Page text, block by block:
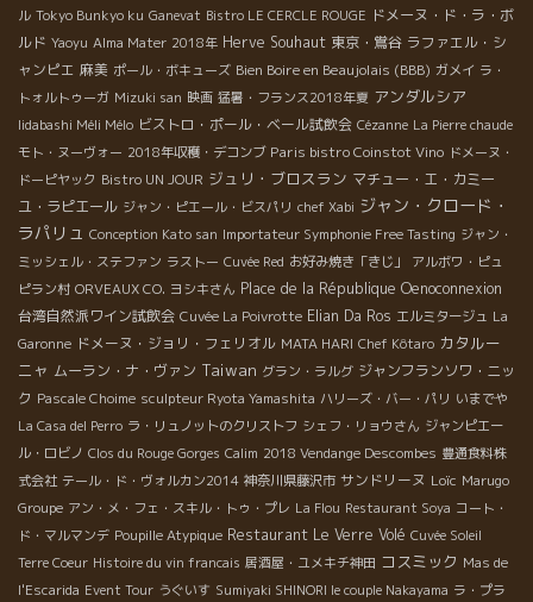
やミネラル感が感じられ、これもスイスイ飲めてしまって美味い
です！ でも今回『ウワ～、美味しすぎる！！』と思った一本が、
Venskab＊ヴァンスカブ2014です。 ラングロールのエリック・
ピファーリングと共同で作った一本。 エリックのタベルとリラッ
ク、ニコラのテール・ブランシュとグリヨン・ロゼをブレンドし
て出来上がったもの。 «Venskab≫とはデンマーク語で、友情と
いうい意味。 グルナディーンを飲んでいるみたいで、本当にアル
コールなの？！と一瞬疑ってしまうほど飲みやすい！！イチゴや
グリオットを齧っているようなジューシーさ！フルーティーでフ
レッシュで、次回のアペタイザーには絶対欠かせないです！ ニコ
ラのパリのエージェント、シルヴィ―・シャムロワさん、 ニコ
ラ、 エノ・コネクションの会計士のキャムヨング、キショ、フラ
ンソワ ここでも2時間たっぷりとお話をした後、私は前に働いて
いたワイン・バー、Le Garde Robe＊ル・ガード・ローブに行
き、店長のEdith＊エディットと、アルデッシュのSylvain Bock＊
シルヴァン・ボックさんと2014年ヴィンテージの試飲！！ 2013
年から亜硫酸は使用していないシルヴァン。彼のワインを造る腕
は確実に上がっています！13年はとても上品なビンテージ、14年
はさらに上まり、より華やかでエレガント！7月にビン詰めされた
ワイン達をLET’S TRY !! Neck＊ネック2014 石灰質の畑で収
穫されたグルナッシュと、玄武岩質のテローワルから収穫された
グルナッシュをブレンド。 二つ目の区画は2013年に買い取ったば
かり。フルーツを満遍なく表現するために、マセラシオン・カル
ル Tokyo Bunkyo ku Ganevat Bistro LE CERCLE ROUGE ドメーヌ・ド・ラ・ボ
ルド Yaoyu Alma Mater 2018年 Herve Souhaut 東京・鴬谷 ラファエル・シ
ャンピエ 麻美 ポール・ボキューズ Bien Boire en Beaujolais (BBB) ガメイ ラ・
トォルトゥーガ Mizuki san 映画 猛暑・フランス2018年夏 アンダルシア
Iidabashi Méli Mélo ビストロ・ポール・ベール試飲会 Cézanne La Pierre chaude
モト・ヌーヴォー 2018年収穫・デコンブ Paris bistro Coinstot Vino ドメーヌ・
ドーピヤック Bistro UN JOUR ジュリ・ブロスラン マチュー・エ・カミー
ユ・ラピエール ジャン・ピエール・ビスパリ chef Xabi ジャン・クロード・
ラパリュ Conception Kato san Importateur Symphonie Free Tasting ジャン・
ミッシェル・ステファン ラストー Cuvée Red お好み焼き「きじ」
アルボワ・ピュ
ピラン村 ORVEAUX CO. ヨシキさん Place de la République Oenoconnexion
台湾自然派ワイン試飲会 Cuvée La Poivrotte Elian Da Ros エルミタージュ La
Garonne ドメーヌ・ジョリ・フェリオル MATA HARI Chef Kôtaro カタルー
ニャ ムーラン・ナ・ヴァン Taiwan グラン・ラルグ ジャンフランソワ・ニッ
ク Pascale Choime sculpteur Ryota Yamashita ハリーズ・バー・パリ いまでや
La Casa del Perro ラ・リュノットのクリストフ シェフ・リョウさん ジャンピエー
ル・ロビノ Clos du Rouge Gorges Calim 2018 Vendange Descombes 豊通食料株
式会社 テール・ド・ヴォルカン2014 神奈川県藤沢市 サンドリーヌ Loïc Marugo
Groupe アン・メ・フェ・スキル・トゥ・プレ La Flou Restaurant Soya コート・
ド・マルマンデ Poupille Atypique Restaurant Le Verre Volé Cuvée Soleil
Terre Coeur Histoire du vin francais 居酒屋・ユメキチ神田 コスミック Mas de
l'Escarida Event Tour うぐいす Sumiyaki SHINORI le couple Nakayama ラ・プラ